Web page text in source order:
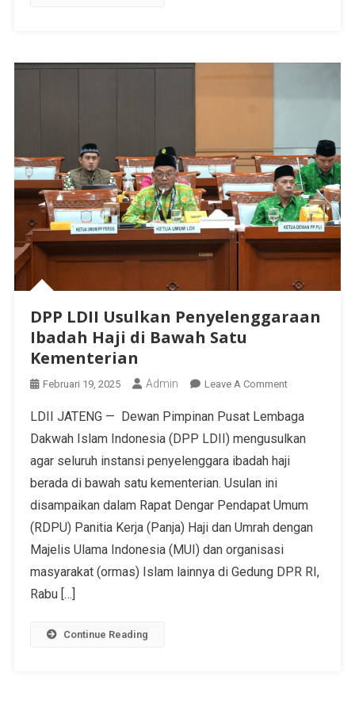
DPP LDII Usulkan Penyelenggaraan
Ibadah Haji di Bawah Satu
Kementerian
Februari 19, 2025 Admin Leave A Comment
LDII JATENG — Dewan Pimpinan Pusat Lembaga
Dakwah Islam Indonesia (DPP LDII) mengusulkan
agar seluruh instansi penyelenggara ibadah haji
berada di bawah satu kementerian. Usulan ini
disampaikan dalam Rapat Dengar Pendapat Umum
(RDPU) Panitia Kerja (Panja) Haji dan Umrah dengan
Majelis Ulama Indonesia (MUI) dan organisasi
masyarakat (ormas) Islam lainnya di Gedung DPR RI,
Rabu […]
Continue Reading